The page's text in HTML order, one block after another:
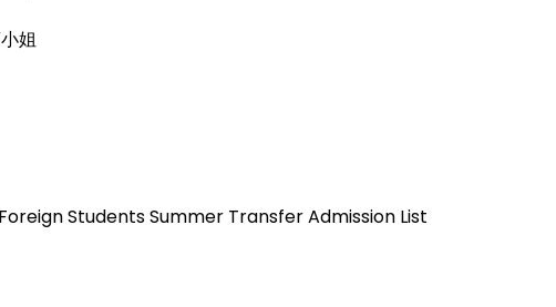
姐
Foreign Students Summer Transfer Admission List